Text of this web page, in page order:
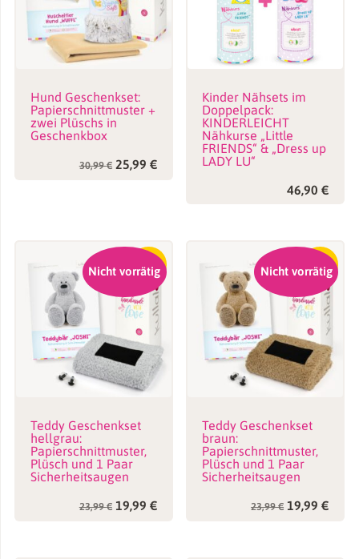
Hund Geschenkset:
Papierschnittmuster +
zwei Plüschs in
Geschenkbox
30,99€ Ursprünglicher
25,99 €Aktueller
Kinder Nähsets im
Doppelpack:
KINDERLEICHT
Nähkurse „Little
FRIENDS“ & „Dress up
LADY LU“
46,90€
-17%
Nicht vorrätig
Teddy Geschenkset
hellgrau:
Papierschnittmuster,
Plüsch und 1 Paar
Sicherheitsaugen
23,99€ Ursprünglicher
19,99 €Aktueller
-17%
Nicht vorrätig
Teddy Geschenkset
braun:
Papierschnittmuster,
Plüsch und 1 Paar
Sicherheitsaugen
23,99€ 19,99€